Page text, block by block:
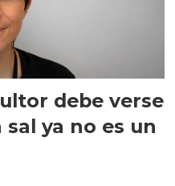
debe verse
ya no es un